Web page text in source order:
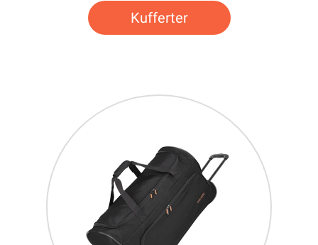
Kufferter